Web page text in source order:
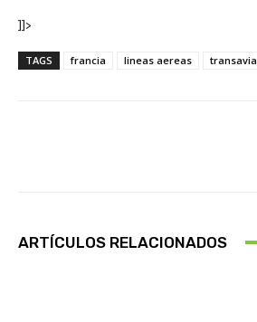
]]>
TAGS francia lineas aereas transavia
ARTÍCULOS RELACIONADOS